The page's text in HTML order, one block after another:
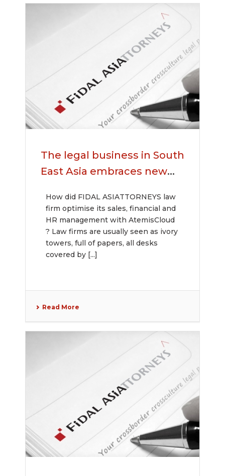
The legal business in South
East Asia embraces new
solution
How did FIDAL ASIATTORNEYS law
firm optimise its sales, financial and
HR management with AtemisCloud
? Law firms are usually seen as ivory
towers, full of papers, all desks
covered by [...]
Read More